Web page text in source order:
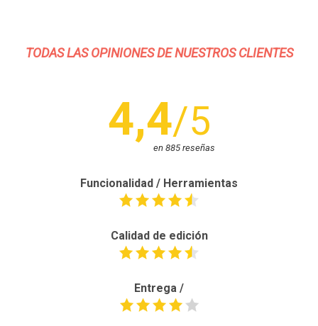
TODAS LAS OPINIONES DE NUESTROS CLIENTES
4,4/5
en 885 reseñas
Funcionalidad / Herramientas
Calidad de edición
Entrega /